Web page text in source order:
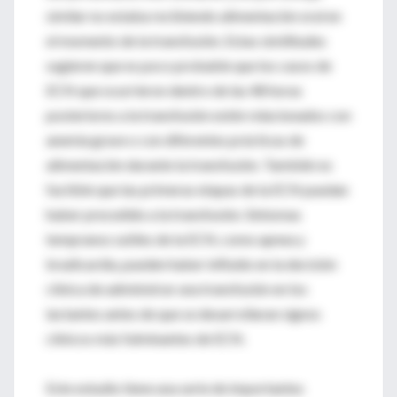
similar no estaba recibiendo alimentación oral en
el momento de la transfusión. Estas similitudes
sugieren que es poco probable que los casos de
ECN que ocurrieron dentro de las 48 horas
posteriores a la transfusión estén relacionados con
anemia grave o con diferentes prácticas de
alimentación durante la transfusión. También es
factible que las primeras etapas de la ECN puedan
haber precedido a la transfusión. Síntomas
tempranos sutiles de la ECN, como apnea y
bradicardia, pueden haber influido en la decisión
clínica de administrar una transfusión en los
lactantes antes de que se desarrollaran signos
clínicos más fulminantes de ECN.
Este estudio tiene una serie de importantes